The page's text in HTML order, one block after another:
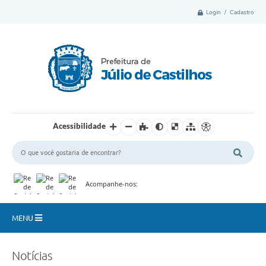
Login / Cadastro
Acessibilidade
Acompanhe-nos:
MENU
Notícias